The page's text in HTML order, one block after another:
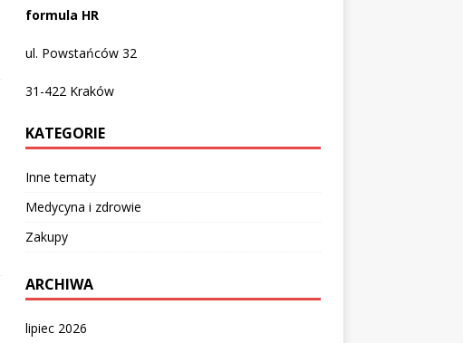
formula HR
ul. Powstańców 32
31-422 Kraków
KATEGORIE
Inne tematy
Medycyna i zdrowie
Zakupy
ARCHIWA
lipiec 2026